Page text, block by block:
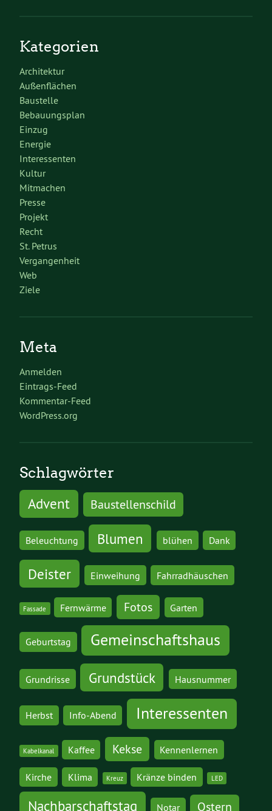
Kategorien
Architektur
Außenflächen
Baustelle
Bebauungsplan
Einzug
Energie
Interessenten
Kultur
Mitmachen
Presse
Projekt
Recht
St. Petrus
Vergangenheit
Web
Ziele
Meta
Anmelden
Eintrags-Feed
Kommentar-Feed
WordPress.org
Schlagwörter
Advent
Baustellenschild
Beleuchtung Blumen blühen Dank
Deister Einweihung Fahrradhäuschen
Fassade Fernwärme Fotos Garten
Geburtstag Gemeinschaftshaus
Grundrisse Grundstück Hausnummer
Herbst Info-Abend Interessenten
Kabelkanal Kaffee Kekse Kennenlernen
Kirche Klima Kreuz Kränze binden LED
Nachbarschaftstag Notar Ostern